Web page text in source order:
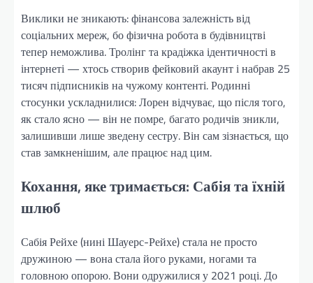
Виклики не зникають: фінансова залежність від
соціальних мереж, бо фізична робота в будівництві
тепер неможлива. Тролінг та крадіжка ідентичності в
інтернеті — хтось створив фейковий акаунт і набрав 25
тисяч підписників на чужому контенті. Родинні
стосунки ускладнилися: Лорен відчуває, що після того,
як стало ясно — він не помре, багато родичів зникли,
залишивши лише зведену сестру. Він сам зізнається, що
став замкненішим, але працює над цим.
Кохання, яке тримається: Сабія та їхній
шлюб
Сабія Рейхе (нині Шауерс-Рейхе) стала не просто
дружиною — вона стала його руками, ногами та
головною опорою. Вони одружилися у 2021 році. До